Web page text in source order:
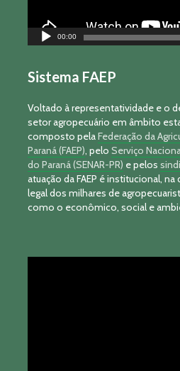
00:00
Sistema FAEP
Voltado à representatividade e o
setor agropecuário em âmbito
composto pelaFederação da
Paraná (FAEP), pelo Serviço
do Paraná (SENAR-PR) e pelos
atuação da FAEP é institucional,
legal dos milhares de
como o econômico, social e